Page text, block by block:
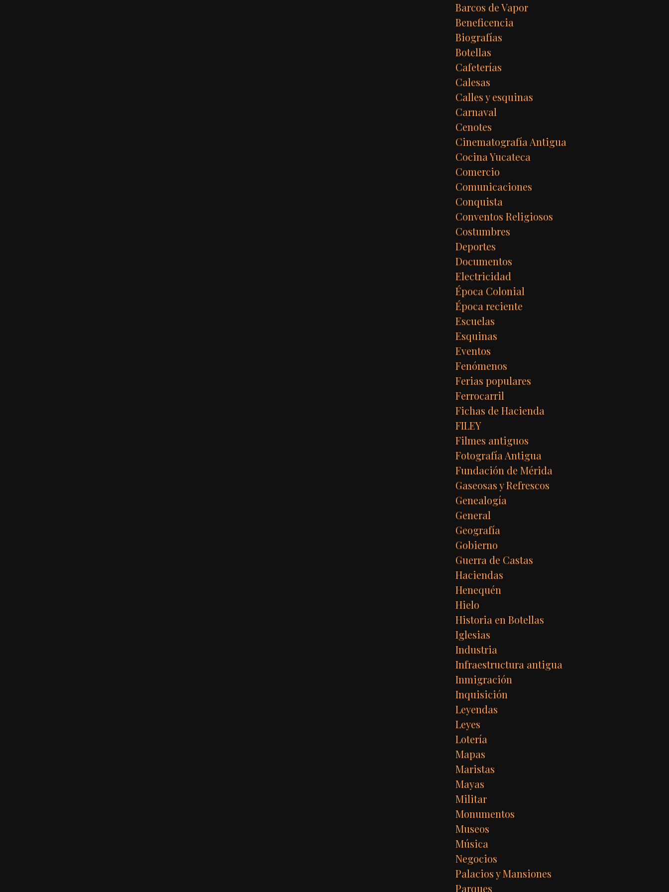
Barcos de Vapor
Beneficencia
Biografías
Botellas
Cafeterías
Calesas
Calles y esquinas
Carnaval
Cenotes
Cinematografía Antigua
Cocina Yucateca
Comercio
Comunicaciones
Conquista
Conventos Religiosos
Costumbres
Deportes
Documentos
Electricidad
Época Colonial
Época reciente
Escuelas
Esquinas
Eventos
Fenómenos
Ferias populares
Ferrocarril
Fichas de Hacienda
FILEY
Filmes antiguos
Fotografía Antigua
Fundación de Mérida
Gaseosas y Refrescos
Genealogía
General
Geografía
Gobierno
Guerra de Castas
Haciendas
Henequén
Hielo
Historia en Botellas
Iglesias
Industria
Infraestructura antigua
Inmigración
Inquisición
Leyendas
Leyes
Lotería
Mapas
Maristas
Mayas
Militar
Monumentos
Museos
Música
Negocios
Palacios y Mansiones
Parques